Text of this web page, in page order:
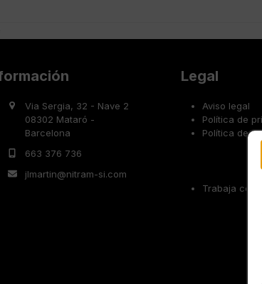
Via Sergia, 32 - Nave 2
08302 Mataró -
Barcelona
663 376 736
jlmartin@nitram-si.com
Legal
Aviso legal
Política de
Política de
Trabaja con